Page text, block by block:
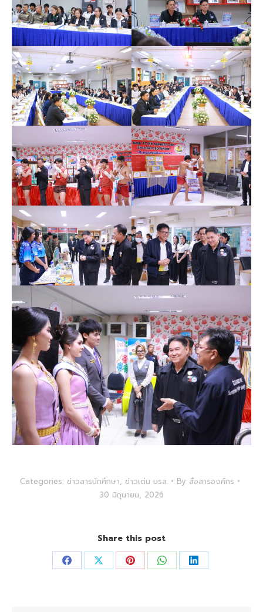
Categories: ข่าวสารนักศึกษา, ข่าวเด่น มรส. By สื่อสารองค์กร
30 มิถุนายน, 2026
Share this post
Share Share Share Share Share